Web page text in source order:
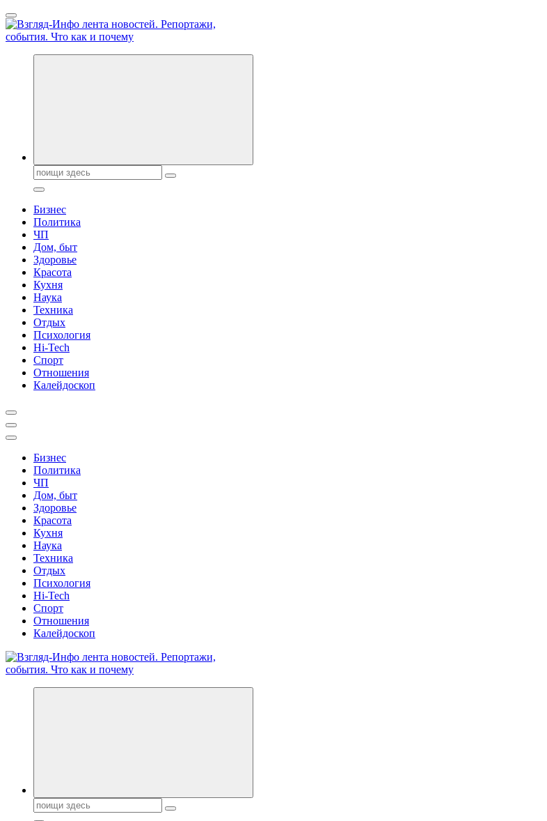
Перейти
к
содержанию
Обо всем и обо всех, что зачем и почему. Новости политики, бизнеса, экономики, ответы на любые вопросы.
Поиск:
Бизнес
Политика
ЧП
Дом, быт
Здоровье
Красота
Кухня
Наука
Техника
Отдых
Психология
Hi-Tech
Спорт
Отношения
Калейдоскоп
Бизнес
Политика
ЧП
Дом, быт
Здоровье
Красота
Кухня
Наука
Техника
Отдых
Психология
Hi-Tech
Спорт
Отношения
Калейдоскоп
Обо всем и обо всех, что зачем и почему. Новости политики, бизнеса, экономики, ответы на любые вопросы.
Поиск: